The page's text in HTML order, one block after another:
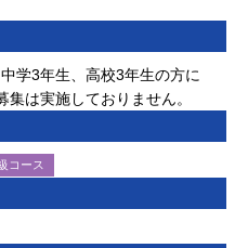
学3年生、高校3年生の方に
は実施しておりません。
コース